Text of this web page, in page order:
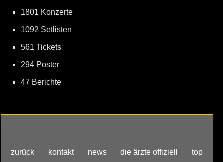
1801 Konzerte
1092 Setlisten
561 Tickets
294 Poster
47 Berichte
zurück kontakt news die ärzte offiziell top